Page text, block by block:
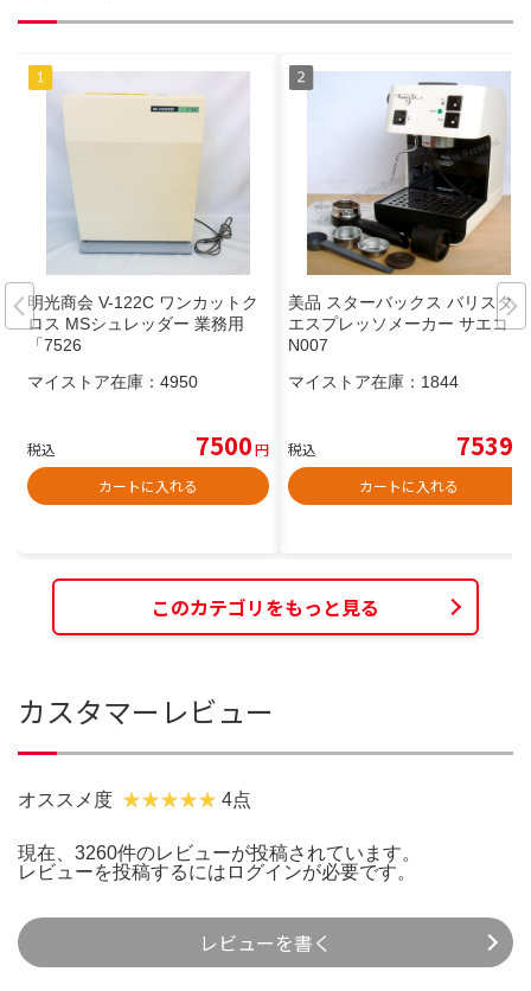
明光商会 V-122C ワンカットク
ロス MSシュレッダー 業務用
「7526
マイストア在庫： 4950
税込 7500円
カートに入れる
美品 スターバックス バリスタ
エスプレッソメーカー サエコ SI
N007
マイストア在庫： 1844
税込 7539
カートに入れる
このカテゴリをもっと見る
カスタマーレビュー
オススメ度 4点
現在、3260件のレビューが投稿されています。
レビューを投稿するには ログインが必要です。
レビューを書く